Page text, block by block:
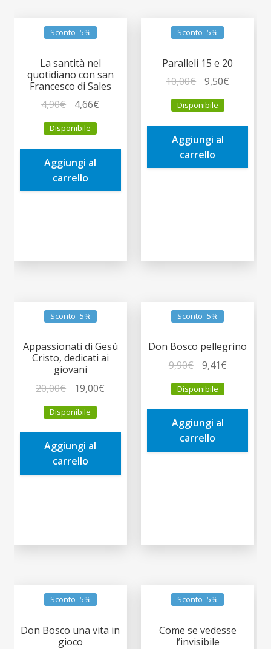
Sconto -5%
La santità nel
quotidiano con san
Francesco di Sales
4,90€
prezzo
originale
era:
4,90€.
4,66€
è:
Disponibile
Aggiungi al
carrello
Sconto -5%
Paralleli 15 e 20
10,00€
prezzo
originale
era:
10,00€.
9,50€
è:
Disponibile
Aggiungi al
carrello
Sconto -5%
Appassionati di Gesù
Cristo, dedicati ai
giovani
20,00€
prezzo
originale
era:
20,00€.
19,00€
è:
Disponibile
Aggiungi al
carrello
Sconto -5%
Don Bosco pellegrino
9,90€
prezzo
originale
era:
9,90€.
9,41€Il
è:
Disponibile
Aggiungi al
carrello
Sconto -5%
Don Bosco una vita in
gioco
Sconto -5%
Come se vedesse
l’invisibile